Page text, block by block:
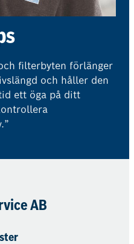
filterbyten förlänger
och håller den
ett öga på ditt
AB